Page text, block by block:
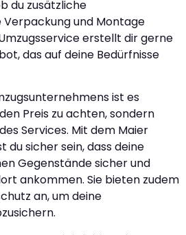
du zusätzliche
Verpackung und Montage
erstellt dir gerne
das auf deine Bedürfnisse
ist es
Preis zu achten, sondern
Services. Mit dem Maier
du sicher sein, dass deine
Gegenstände sicher und
ankommen. Sie bieten zudem
an, um deine